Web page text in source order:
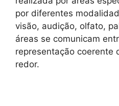
por diferentes
visão, audição, olfato,
áreas se comunicam
representação coerente
redor.